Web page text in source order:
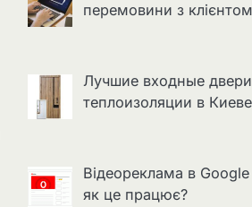
перемовини з клієнтом
Лучшие входные
теплоизоляции в Киеве
Відеореклама в
як це працює?